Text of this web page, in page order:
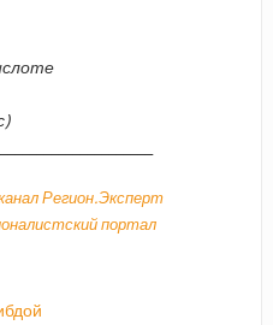
Регион.Эксперт
портал